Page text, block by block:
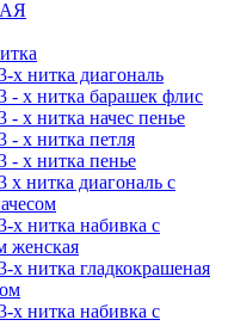
х нитка диагональ
- х нитка барашек флис
- х нитка начес пенье
- х нитка петля
- х нитка пенье
х нитка диагональ с
х нитка набивка с
женская
х нитка гладкокрашеная
х нитка набивка с